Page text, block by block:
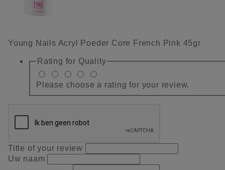
Young Nails Acryl Poeder Core French Pink 45gr
Rating for Quality
Please choose a rating for your review.
Title of your review
Uw naam